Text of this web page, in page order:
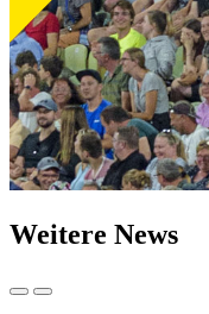
Weitere News